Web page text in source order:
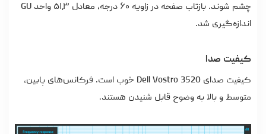
چشم شوند. بازتاب صفحه در زاویه ۶۰ درجه، معادل ۵۱٫۳ واحد GU
اندازه‌گیری شد.
کیفیت صدا
کیفیت صدای Dell Vostro 3520 خوب است. فرکانس‌های پایین،
متوسط و بالا به‌ وضوح قابل شنیدن هستند.